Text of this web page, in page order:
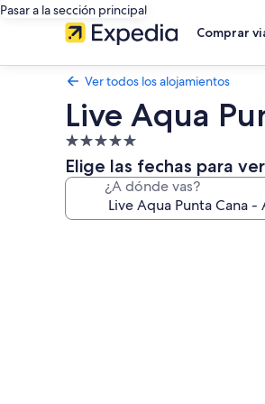
Pasar a la sección principal
Comprar
Ver todos los alojamientos
Live Aqua
Alojamiento
de
5.0 estrellas
Elige las fechas para
¿A dónde vas?